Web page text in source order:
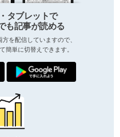
タブレットで
も記事が読める
を配信していますので、
簡単に切替えできます。